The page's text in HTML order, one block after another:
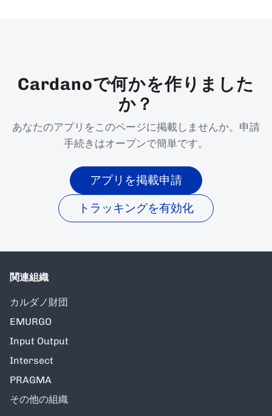
Cardanoで何かを作りました
か？
あなたのアプリをこのページに掲載しませんか。申請
手続きはオープンで簡単です。
アプリを掲載申請
トラッキングを有効化
関連組織
カルダノ財団
EMURGO
Input Output
Intersect
PRAGMA
その他の組織